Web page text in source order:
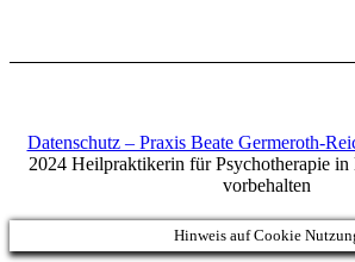
Datenschutz – Praxis Beate Germeroth-
2024 Heilpraktikerin für Psychotherapie
vorbehalten
Hinweis auf Cookie